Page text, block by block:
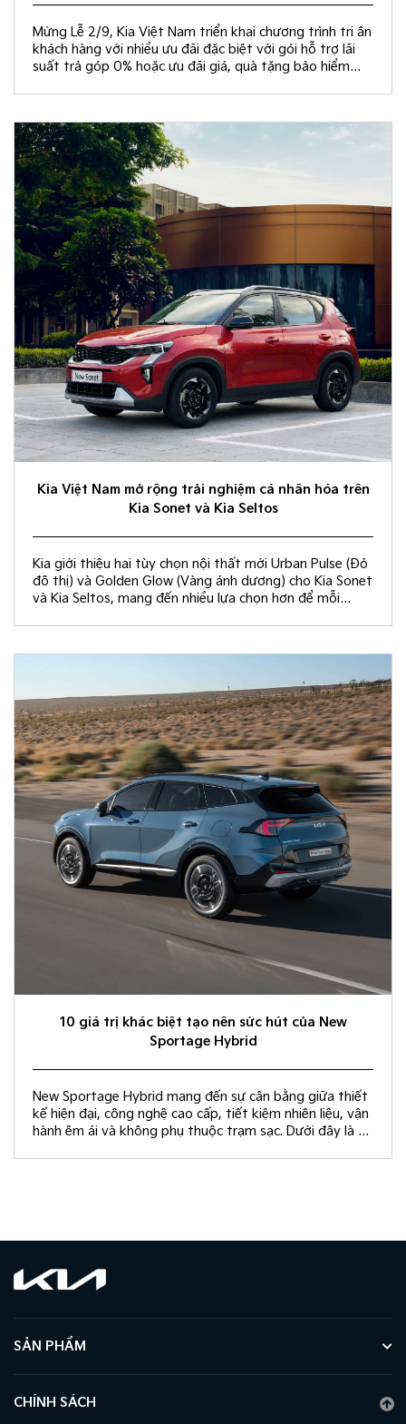
Mừng Lễ 2/9, Kia Việt Nam triển khai chương trình tri ân
khách hàng với nhiều ưu đãi đặc biệt với gói hỗ trợ lãi
suất trả góp 0% hoặc ưu đãi giá, quà tặng bảo hiểm
Kia Việt Nam mở rộng trải nghiệm cá nhân hóa trên
Kia Sonet và Kia Seltos
Kia giới thiệu hai tùy chọn nội thất mới Urban Pulse (Đỏ
đô thị) và Golden Glow (Vàng ánh dương) cho Kia Sonet
và Kia Seltos, mang đến nhiều lựa chọn hơn để mỗi
10 giá trị khác biệt tạo nên sức hút của New
Sportage Hybrid
New Sportage Hybrid mang đến sự cân bằng giữa thiết
kế hiện đại, công nghệ cao cấp, tiết kiệm nhiên liệu, vận
hành êm ái và không phụ thuộc trạm sạc. Dưới đây là 10
SẢN PHẨM
CHÍNH SÁCH